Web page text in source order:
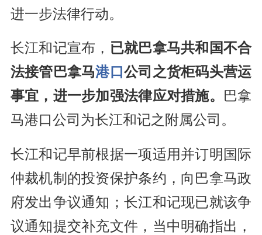
进一步法律行动。
长江和记宣布， 已就巴拿马共和国不合
法接管巴拿马港口公司之货柜码头营运
事宜，进一步加强法律应对措施。 巴拿
马港口公司为长江和记之附属公司。
长江和记早前根据一项适用并订明国际
仲裁机制的投资保护条约，向巴拿马政
府发出争议通知；长江和记现已就该争
议通知提交补充文件，当中明确指出，